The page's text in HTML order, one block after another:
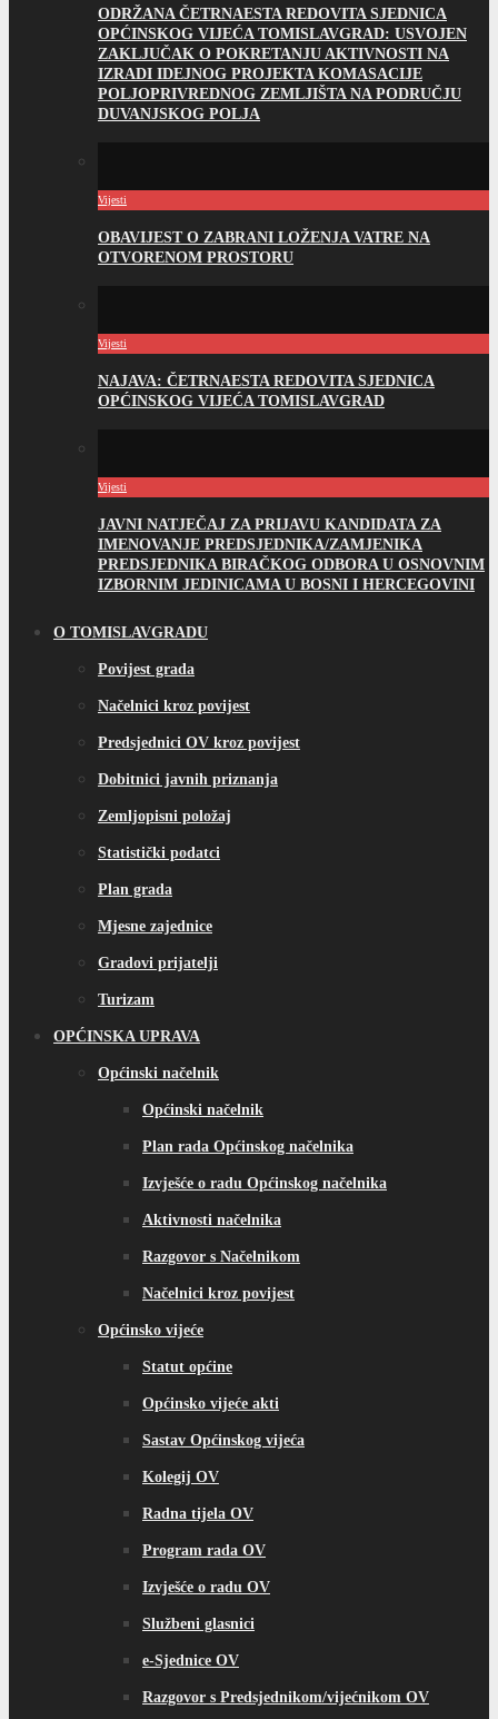
ODRŽANA ČETRNAESTA REDOVITA SJEDNICA
OPĆINSKOG VIJEĆA TOMISLAVGRAD: USVOJEN
ZAKLJUČAK O POKRETANJU AKTIVNOSTI NA
IZRADI IDEJNOG PROJEKTA KOMASACIJE
POLJOPRIVREDNOG ZEMLJIŠTA NA PODRUČJU
DUVANJSKOG POLJA
Vijesti
OBAVIJEST O ZABRANI LOŽENJA VATRE NA
OTVORENOM PROSTORU
Vijesti
NAJAVA: ČETRNAESTA REDOVITA SJEDNICA
OPĆINSKOG VIJEĆA TOMISLAVGRAD
Vijesti
JAVNI NATJEČAJ ZA PRIJAVU KANDIDATA ZA
IMENOVANJE PREDSJEDNIKA/ZAMJENIKA
PREDSJEDNIKA BIRAČKOG ODBORA U OSNOVNIM
IZBORNIM JEDINICAMA U BOSNI I HERCEGOVINI
O TOMISLAVGRADU
Povijest grada
Načelnici kroz povijest
Predsjednici OV kroz povijest
Dobitnici javnih priznanja
Zemljopisni položaj
Statistički podatci
Plan grada
Mjesne zajednice
Gradovi prijatelji
Turizam
OPĆINSKA UPRAVA
Općinski načelnik
Općinski načelnik
Plan rada Općinskog načelnika
Izvješće o radu Općinskog načelnika
Aktivnosti načelnika
Razgovor s Načelnikom
Načelnici kroz povijest
Općinsko vijeće
Statut općine
Općinsko vijeće akti
Sastav Općinskog vijeća
Kolegij OV
Radna tijela OV
Program rada OV
Izvješće o radu OV
Službeni glasnici
e-Sjednice OV
Razgovor s Predsjednikom/vijećnikom OV